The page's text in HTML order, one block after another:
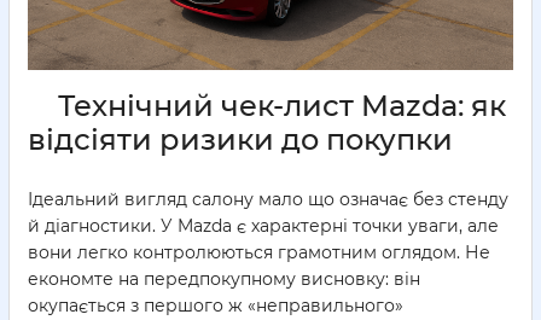
Технічний чек-лист Mazda: як
відсіяти ризики до покупки
Ідеальний вигляд салону мало що означає без стенду
й діагностики. У Mazda є характерні точки уваги, але
вони легко контролюються грамотним оглядом. Не
економте на передпокупному висновку: він
окупається з першого ж «неправильного»